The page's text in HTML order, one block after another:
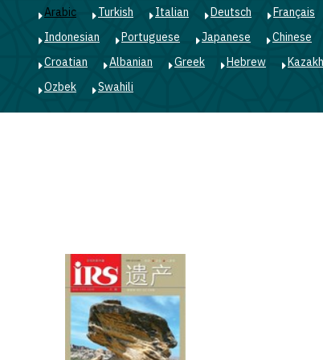
Français
Deutsch
Italian
Turkish
Arabic
Chinese
Japanese
Portuguese
Indonesian
Kazakh
Hebrew
Greek
Albanian
Croatian
Swahili
Ozbek